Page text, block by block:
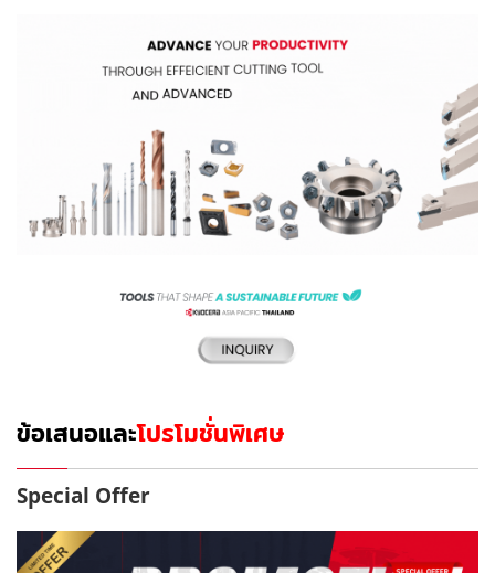
ข้อเสนอและโปรโมชั่นพิเศษ
Special Offer